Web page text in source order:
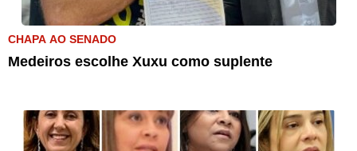
CHAPA AO SENADO
Medeiros escolhe Xuxu como suplente